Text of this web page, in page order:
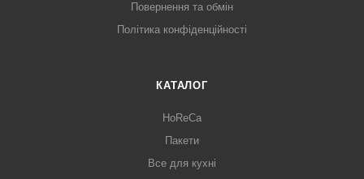
Повернення та обмін
Політика конфіденційності
КАТАЛОГ
HoReCa
Пакети
Все для кухні